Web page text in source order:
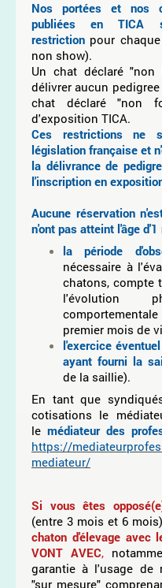
Nos portées et nos
publiées en TICA
restriction pour
non show).
Un chat déclaré "non
délivrer aucun
chat déclaré "non
d'exposition TICA.
Ces restrictions ne
législation française et
la délivrance de
l'inscription en
Aucune réservation
n'ont pas atteint l'âge d'1
la période
nécessaire à
chatons, compte
l'évolution
premier mois de
l'exercice
ayant fourni la
de la saillie).
En tant que
cotisations le
le médiateur des
https://
mediateur/
Si vous êtes
(entre 3 mois et 6
chaton d'élevage avec
VONT AVEC,
garantie à l'usage de
"sur mesure"